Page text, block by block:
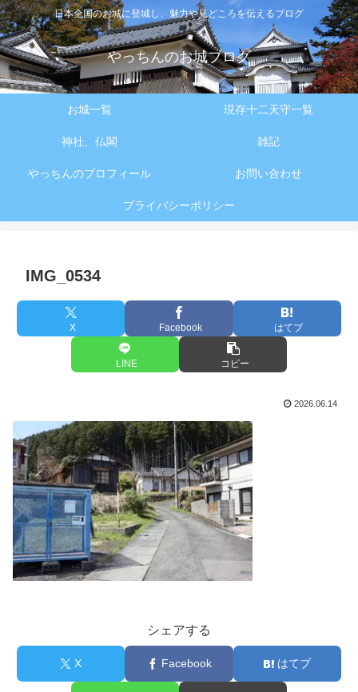
日本全国のお城に登城し、魅力や見どころを伝えるブログ
やっちんのお城ブログ
お城一覧 現存十二天守一覧
神社、仏閣 雑記
やっちんのプロフィール お問い合わせ
プライバシーポリシー
IMG_0534
X Facebook はてブ
LINE コピー
2026.06.14
シェアする
X Facebook はてブ